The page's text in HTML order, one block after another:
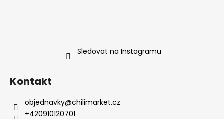
Sledovat na Instagramu
Kontakt
objednavky@chilimarket.cz
+420910120701